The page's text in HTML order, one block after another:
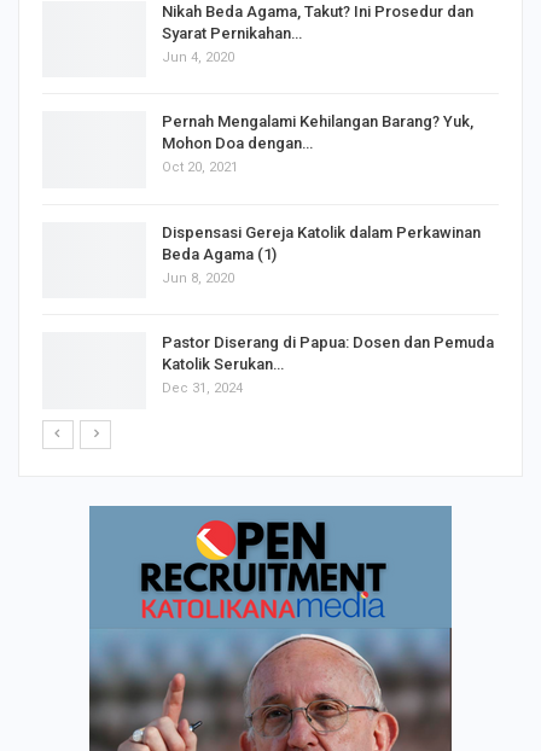
Nikah Beda Agama, Takut? Ini Prosedur dan
Syarat Pernikahan…
Jun 4, 2020
Pernah Mengalami Kehilangan Barang? Yuk,
Mohon Doa dengan…
Oct 20, 2021
Dispensasi Gereja Katolik dalam Perkawinan
Beda Agama (1)
Jun 8, 2020
Pastor Diserang di Papua: Dosen dan Pemuda
Katolik Serukan…
Dec 31, 2024